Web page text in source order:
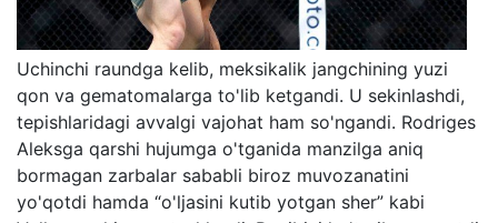
Uchinchi raundga kelib, meksikalik jangchining yuzi
qon va gematomalarga to'lib ketgandi. U sekinlashdi,
tepishlaridagi avvalgi vajohat ham so'ngandi. Rodriges
Aleksga qarshi hujumga o'tganida manzilga aniq
bormagan zarbalar sababli biroz muvozanatini
yo'qotdi hamda “o'ljasini kutib yotgan sher” kabi